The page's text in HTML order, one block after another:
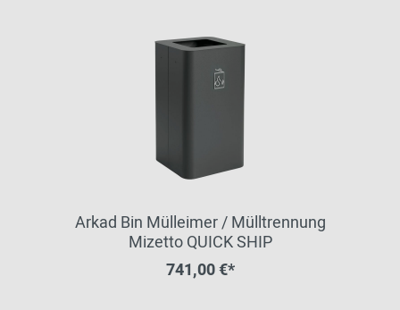
Arkad Bin Mülleimer / Mülltrennung
Mizetto QUICK SHIP
741,00 €*